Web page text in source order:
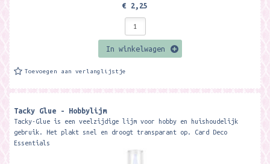
€ 2,25
In winkelwagen
Toevoegen aan verlanglijstje
Tacky Glue - Hobbylijm
Tacky-Glue is een veelzijdige lijm voor hobby en huishoudelijk
gebruik. Het plakt snel en droogt transparant op. Card Deco
Essentials